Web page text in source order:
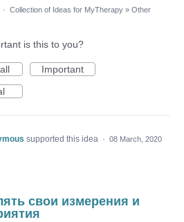
· Collection of Ideas for MyTherapy » Other
is this to you?
Important
supported this idea · 08 March, 2020
свои измерения и